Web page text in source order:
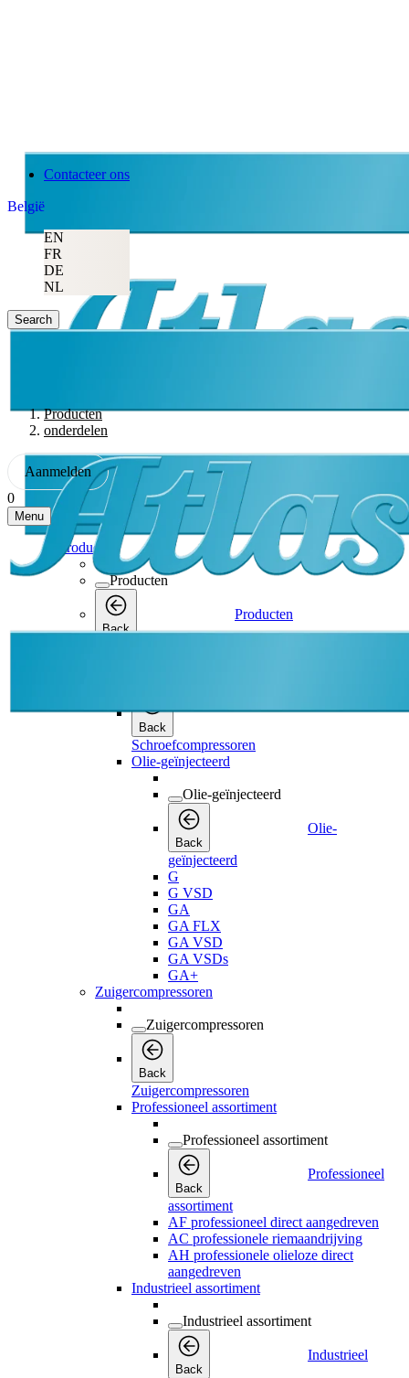
Contacteer ons
België
EN
FR
DE
NL
Search
Producten
onderdelen
Aanmelden
0
Menu
Producten
Producten
Back
Producten
Back
Schroefcompressoren
Olie-geïnjecteerd
Olie-geïnjecteerd
Back
Olie-
geïnjecteerd
G
G VSD
GA
GA FLX
GA VSD
GA VSDs
GA+
Zuigercompressoren
Zuigercompressoren
Back
Zuigercompressoren
Professioneel assortiment
Professioneel assortiment
Back
Professioneel
assortiment
AF professioneel direct aangedreven
AC professionele riemaandrijving
AH professionele olieloze direct
aangedreven
Industrieel assortiment
Industrieel assortiment
Back
Industrieel